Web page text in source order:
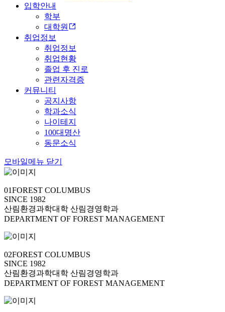
입학안내
학부
대학원
취업정보
취업정보
취업현황
졸업 후 진로
관련자격증
커뮤니티
공지사항
학과소식
나이테지
100대명산
동문소식
모바일메뉴 닫기
01FOREST COLUMBUS
SINCE 1982
산림환경과학대학 산림경영학과
DEPARTMENT OF FOREST MANAGEMENT
02FOREST COLUMBUS
SINCE 1982
산림환경과학대학 산림경영학과
DEPARTMENT OF FOREST MANAGEMENT